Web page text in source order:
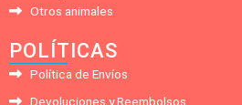
Otros animales
POLÍTICAS
Política de Envíos
Devoluciones y Reembolsos